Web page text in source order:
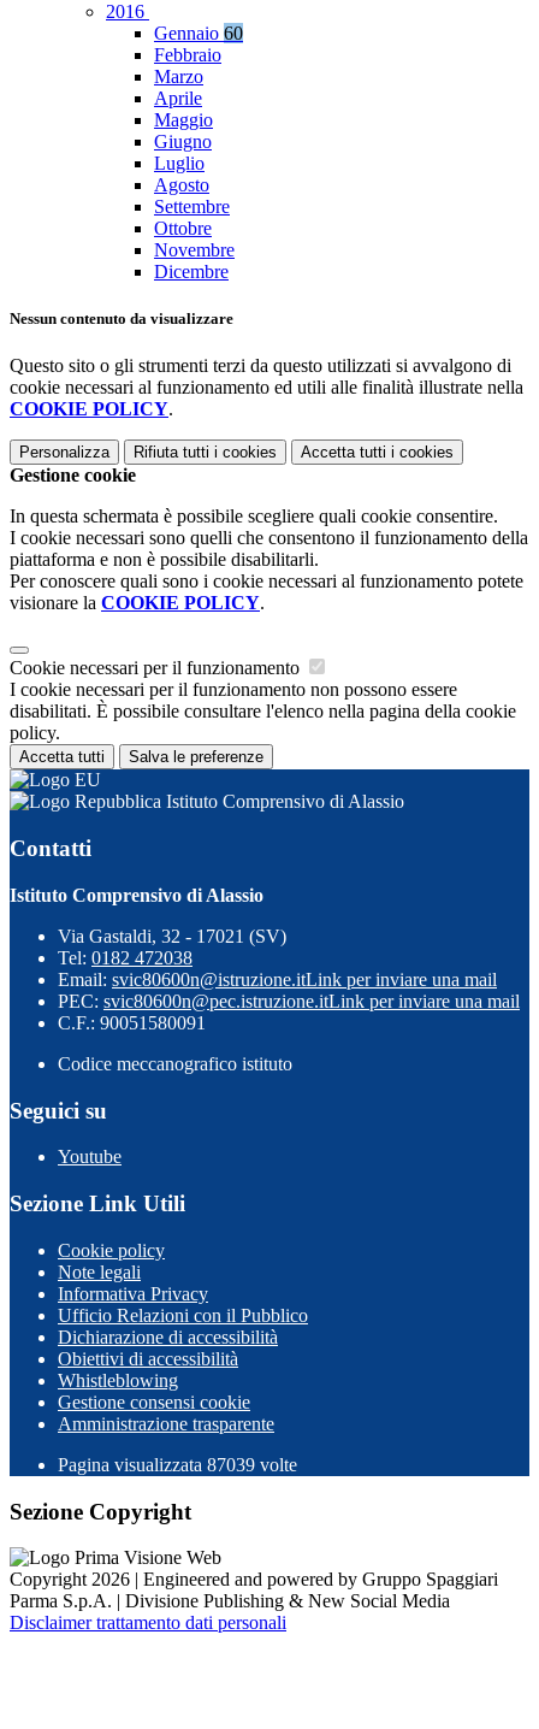
2016
Gennaio 60
Febbraio
Marzo
Aprile
Maggio
Giugno
Luglio
Agosto
Settembre
Ottobre
Novembre
Dicembre
Nessun contenuto da visualizzare
Questo sito o gli strumenti terzi da questo utilizzati si avvalgono di
cookie necessari al funzionamento ed utili alle finalità illustrate nella
COOKIE POLICY.
Personalizza Rifiuta tutti i cookies Accetta tutti i cookies
Gestione cookie
In questa schermata è possibile scegliere quali cookie consentire.
I cookie necessari sono quelli che consentono il funzionamento della
piattaforma e non è possibile disabilitarli.
Per conoscere quali sono i cookie necessari al funzionamento potete
visionare la COOKIE POLICY.
Cookie necessari per il funzionamento
I cookie necessari per il funzionamento non possono essere
disabilitati. È possibile consultare l'elenco nella pagina della cookie
policy.
Accetta tutti Salva le preferenze
Istituto Comprensivo di Alassio
Contatti
Istituto Comprensivo di Alassio
Via Gastaldi, 32 - 17021 (SV)
Tel: 0182 472038
Email: svic80600n@istruzione.itLink per inviare una mail
PEC: svic80600n@pec.istruzione.itLink per inviare una mail
C.F.: 90051580091
Codice meccanografico istituto
Seguici su
Youtube
Sezione Link Utili
Cookie policy
Note legali
Informativa Privacy
Ufficio Relazioni con il Pubblico
Dichiarazione di accessibilità
Obiettivi di accessibilità
Whistleblowing
Gestione consensi cookie
Amministrazione trasparente
Pagina visualizzata 87039 volte
Sezione Copyright
Copyright 2026 | Engineered and powered by Gruppo Spaggiari
Parma S.p.A. | Divisione Publishing & New Social Media
Disclaimer trattamento dati personali